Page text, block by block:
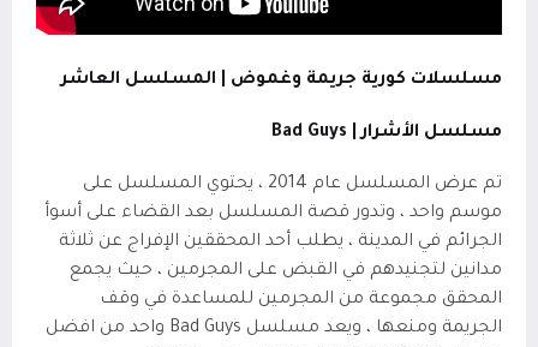
مسلسلات كورية جريمة وغموض | المسلسل العاشر
مسلسل الأشرار | Bad Guys
تم عرض المسلسل عام 2014 ، يحتوي المسلسل على
موسم واحد ، وتدور قصة المسلسل بعد القضاء على أسوأ
الجرائم في المدينة ، يطلب أحد المحققين الإفراج عن ثلاثة
مدانين لتجنيدهم في القبض على المجرمين ، حيث يجمع
المحقق مجموعة من المجرمين للمساعدة في وقف
الجريمة ومنعها ، ويعد مسلسل Bad Guys واحد من افضل